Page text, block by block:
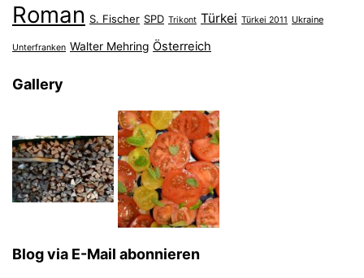
Roman S. Fischer SPD Trikont Türkei Türkei 2011 Ukraine
Unterfranken Walter Mehring Österreich
Gallery
Blog via E-Mail abonnieren